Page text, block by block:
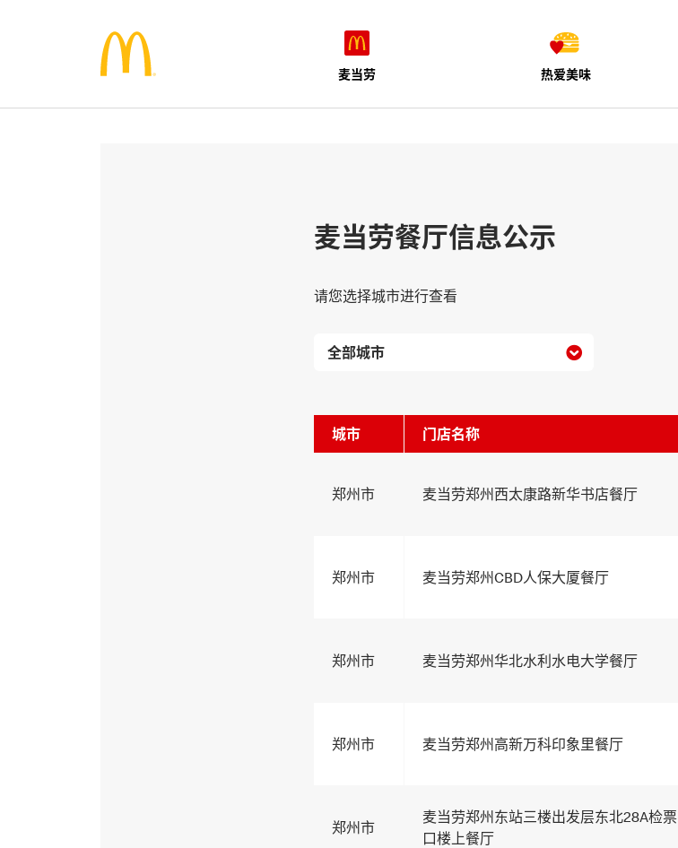
麦当劳 热爱美味
麦当劳餐厅信息公示
请您选择城市进行查看

城市 门店名称
郑州市 麦当劳郑州西太康路新华书店餐厅
郑州市 麦当劳郑州CBD人保大厦餐厅
郑州市 麦当劳郑州华北水利水电大学餐厅
郑州市 麦当劳郑州高新万科印象里餐厅
郑州市
麦当劳郑州东站三楼出发层东北28A检票
口楼上餐厅